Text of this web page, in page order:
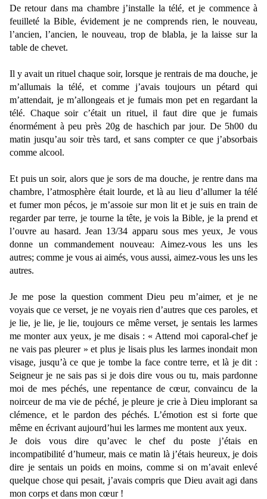
De retour dans ma chambre j’installe la télé, et je commence à
feuilleté la Bible, évidement je ne comprends rien, le nouveau,
l’ancien, l’ancien, le nouveau, trop de blabla, je la laisse sur la
table de chevet.
Il y avait un rituel chaque soir, lorsque je rentrais de ma douche, je
m’allumais la télé, et comme j’avais toujours un pétard qui
m’attendait, je m’allongeais et je fumais mon pet en regardant la
télé. Chaque soir c’était un rituel, il faut dire que je fumais
énormément à peu près 20g de haschich par jour. De 5h00 du
matin jusqu’au soir très tard, et sans compter ce que j’absorbais
comme alcool.
Et puis un soir, alors que je sors de ma douche, je rentre dans ma
chambre, l’atmosphère était lourde, et là au lieu d’allumer la télé
et fumer mon pécos, je m’assoie sur mon lit et je suis en train de
regarder par terre, je tourne la tête, je vois la Bible, je la prend et
l’ouvre au hasard. Jean 13/34 apparu sous mes yeux, Je vous
donne un commandement nouveau: Aimez-vous les uns les
autres; comme je vous ai aimés, vous aussi, aimez-vous les uns les
autres.
Je me pose la question comment Dieu peu m’aimer, et je ne
voyais que ce verset, je ne voyais rien d’autres que ces paroles, et
je lie, je lie, je lie, toujours ce même verset, je sentais les larmes
me monter aux yeux, je me disais : « Attend moi caporal-chef je
ne vais pas pleurer » et plus je lisais plus les larmes inondait mon
visage, jusqu’à ce que je tombe la face contre terre, et là je dit :
Seigneur je ne sais pas si je dois dire vous ou tu, mais pardonne
moi de mes péchés, une repentance de cœur, convaincu de la
noirceur de ma vie de péché, je pleure je crie à Dieu implorant sa
clémence, et le pardon des péchés. L’émotion est si forte que
même en écrivant aujourd’hui les larmes me montent aux yeux.
Je dois vous dire qu’avec le chef du poste j’étais en
incompatibilité d’humeur, mais ce matin là j’étais heureux, je dois
dire je sentais un poids en moins, comme si on m’avait enlevé
quelque chose qui pesait, j’avais compris que Dieu avait agi dans
mon corps et dans mon cœur !